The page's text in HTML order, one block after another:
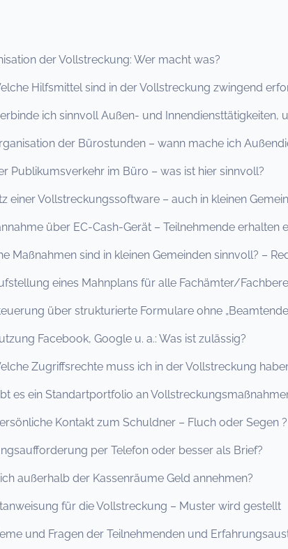
der Vollstreckung: Wer macht was?
Hilfsmittel sind in der Vollstreckung zwingend
ich sinnvoll Außen- und Innendiensttätigkeiten,
der Bürostunden – wann mache ich
im Büro – was ist hier sinnvoll?
einer Vollstreckungssoftware – auch in kleinen
über EC-Cash-Gerät – Teilnehmende erhalten
Maßnahmen sind in kleinen Gemeinden sinnvoll? –
eines Mahnplans für alle Fachämter/
über strukturierte Formulare ohne
Facebook, Google u. a.: Was ist zulässig?
Zugriffsrechte muss ich in der Vollstreckung
ein Standartportfolio an
Kontakt zum Schuldner – Fluch oder Segen ?
per Telefon oder besser als Brief?
außerhalb der Kassenräume Geld annehmen?
für die Vollstreckung – Muster wird gestellt
und Fragen der Teilnehmenden und